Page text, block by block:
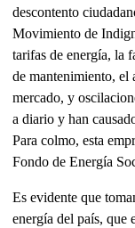
descontento
Movimiento de
tarifas de energía, la
de mantenimiento, el
mercado, y
a diario y han
Para colmo, esta
Fondo de Energía
Es evidente que
energía del país, que